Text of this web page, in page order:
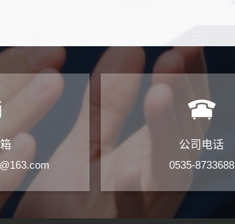
公司电话
0535-8733688